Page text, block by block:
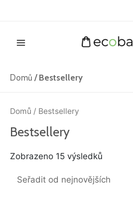
Domů / Bestsellery
Domů / Bestsellery
Bestsellery
Zobrazeno 15 výsledků